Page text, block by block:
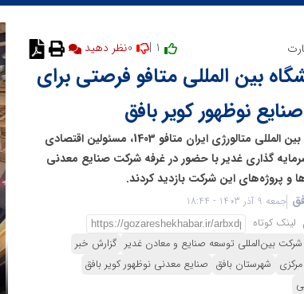
نظر دهید
بین المللی متافو فرصتی برای
نوظهور کویر بافق
در جریان بیست و یکمین نمایشگاه بین المللی متالورژی ایران متافو 1403، مسئولین اقتصادی
گذاری غدیر با حضور در غرفه شرکت صنایع معدنی
و پروژه‌های این شرکت بازدید کردند.
جمعه 9 آذر 1403 - 18:44
لینک کوتاه
شرکت بین‌المللی توسعه صنایع و معادن غدیر گزارش خبر
شهرستان بافق صنایع معدنی نوظهور کویر بافق